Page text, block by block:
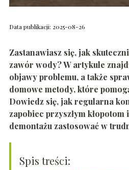
Data publikacji: 2025-08-26
Zastanawiasz się, jak
zawór wody? W artykule
objawy problemu, a także
domowe metody, które
Dowiedz się, jak regularna
zapobiec przyszłym
demontażu zastosować w
Spis treści: